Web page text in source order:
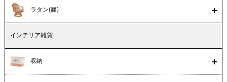
ラタン(籐)
インテリア雑貨
収納